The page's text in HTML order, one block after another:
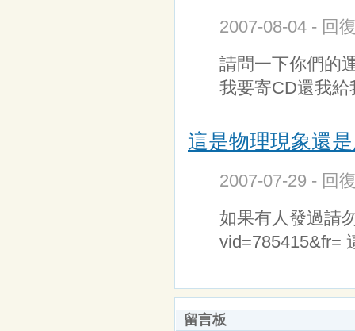
2007-08-04 - 回
請問一下你們的
我要寄CD還我
這是物理現象還
2007-07-29 - 回
如果有人發過請
vid=785415&fr=
留言板